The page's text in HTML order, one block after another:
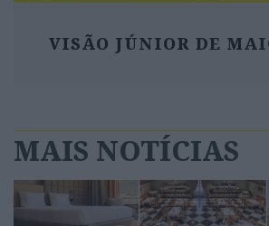
VISÃO JÚNIOR DE
MAIS NOTÍCIAS